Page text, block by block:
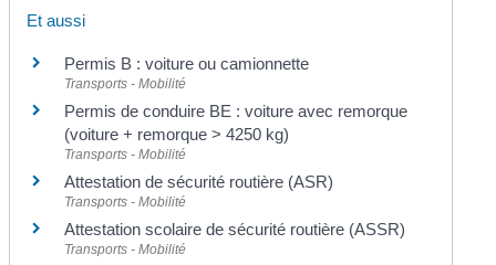
Et aussi
Permis B : voiture ou camionnette
Transports - Mobilité
Permis de conduire BE : voiture avec remorque
(voiture + remorque > 4250 kg)
Transports - Mobilité
Attestation de sécurité routière (ASR)
Transports - Mobilité
Attestation scolaire de sécurité routière (ASSR)
Transports - Mobilité